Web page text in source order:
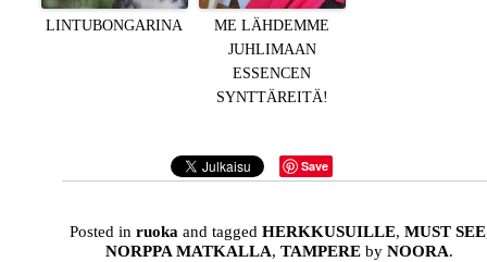
LINTUBONGARINA
ME LÄHDEMME
JUHLIMAAN
ESSENCEN
SYNTTÄREITÄ!
Save
Posted in ruoka and tagged HERKKUSUILLE, MUST SEE
NORPPA MATKALLA,TAMPERE byNOORA.